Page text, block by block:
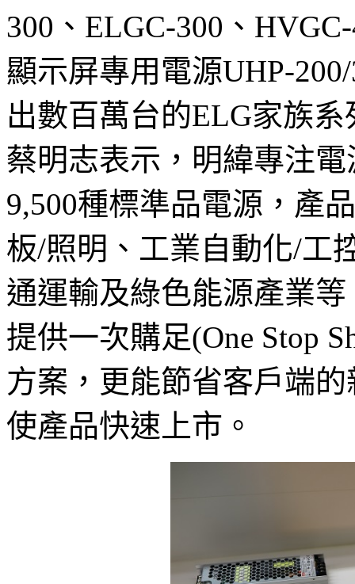
300、ELGC-300、
顯示屏專用電源UHP-
出數百萬台的ELG家族
蔡明志表示，明緯專注
9,500種標準品電源，產
板/照明、工業自動化/工
通運輸及綠色能源產業
提供一次購足(One Stop
方案，更能節省客戶端
使產品快速上市。